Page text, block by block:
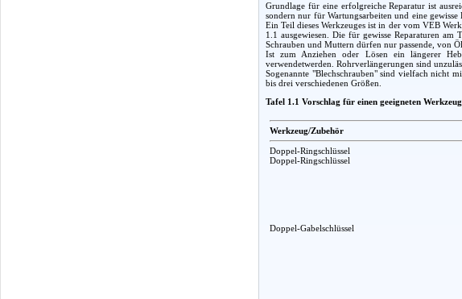
Grundlage für eine erfolgreiche Reparatur ist
sondern nur für Wartungsarbeiten und eine
Ein Teil dieses Werkzeuges ist in der vom VEB
1.1 ausgewiesen. Die für gewisse Reparaturen
Schrauben und Muttern dürfen nur passende, von
Ist zum Anziehen oder Lösen ein längerer
verwendetwerden. Rohrverlängerungen sind
Sogenannte "Blechschrauben" sind vielfach nicht
bis drei verschiedenen Größen.
Tafel 1.1 Vorschlag für einen geeigneten
Werkzeug/Zubehör
Doppel-Ringschlüssel
Doppel-Ringschlüssel
Doppel-Gabelschlüssel